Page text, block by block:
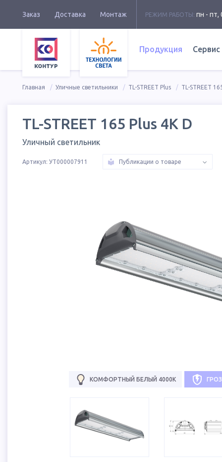
Заказ Доставка Монтаж РЕЖИМ РАБОТЫ: пн - пт,
Продукция Сервис
Главная Уличные светильники TL-STREET Plus TL-STREET
TL-STREET 165 Plus 4K D
Уличный светильник
Артикул: УТ000007911 Публикации о товаре
КОМФОРТНЫЙ БЕЛЫЙ 4000К